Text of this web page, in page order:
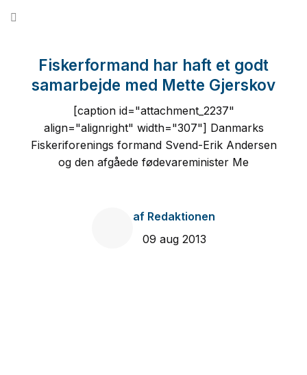
Fiskerformand har haft et godt
samarbejde med Mette Gjerskov
[caption id="attachment_2237"
align="alignright" width="307"] Danmarks
Fiskeriforenings formand Svend-Erik Andersen
og den afgåede fødevareminister Me
af Redaktionen
09 aug 2013